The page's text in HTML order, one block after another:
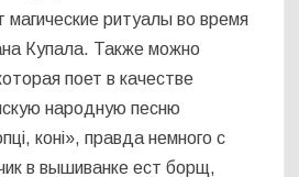
магические ритуалы во время
Купала. Также можно
поет в качестве
народную песню
коні», правда немного с
в вышиванке ест борщ,